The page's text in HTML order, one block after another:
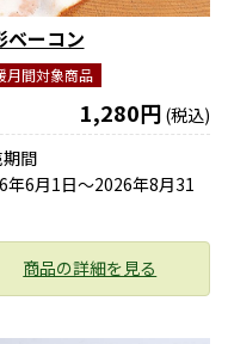
ベーコン
月間対象商品
1,280円 (税込)
間
年6月1日〜2026年8月31
商品の詳細を見る